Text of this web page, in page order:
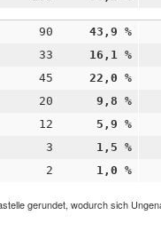
90 43,9 %
33 16,1 %
45 22,0 %
20 9,8 %
12 5,9 %
3 1,5 %
2 1,0 %
gerundet, wodurch sich